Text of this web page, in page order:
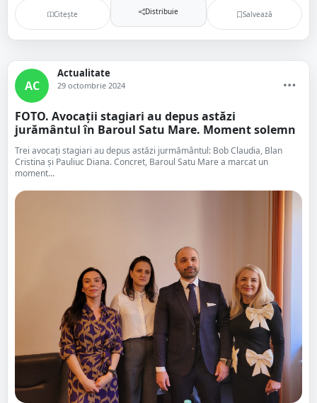
Citește Distribuie Salvează
AC
Actualitate
29 octombrie 2024
FOTO. Avocații stagiari au depus astăzi
jurământul în Baroul Satu Mare. Moment solemn
Trei avocați stagiari au depus astăzi jurmământul: Bob Claudia, Blan
Cristina și Pauliuc Diana. Concret, Baroul Satu Mare a marcat un
moment...